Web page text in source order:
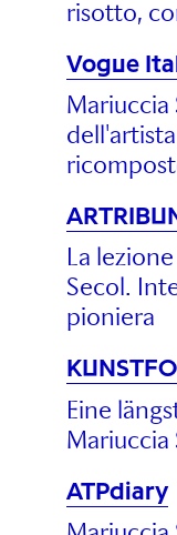
risotto,
Vogue
La
Secol.
pioniera
Eine
Mariuccia
ATPdiary